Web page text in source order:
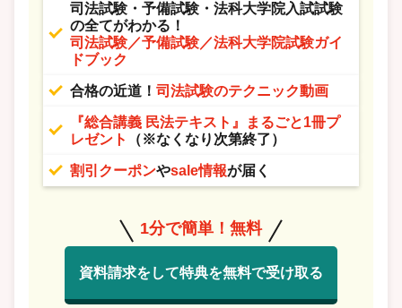
司法試験・予備試験・法科大学院入試試験
の全てがわかる！
司法試験／予備試験／法科大学院試験ガイ
ドブック
合格の近道！ 司法試験のテクニック動画
『総合講義 民法テキスト』まるごと1冊プ
レゼント
（※なくなり次第終了）
割引クーポンやsale情報が届く
1分で簡単！無料
資料請求をして特典を無料で受け取る